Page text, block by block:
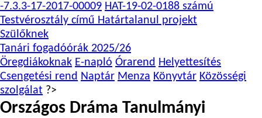
-7.3.3-17-2017-00009 HAT-19-02-0188 számú
Testvérosztály című Határtalanul projekt
Szülőknek
Tanári fogadóórák 2025/26
Öregdiákoknak E-napló Órarend Helyettesítés
Csengetési rend Naptár Menza Könyvtár Közösségi
szolgálat ?>
Országos Dráma Tanulmányi